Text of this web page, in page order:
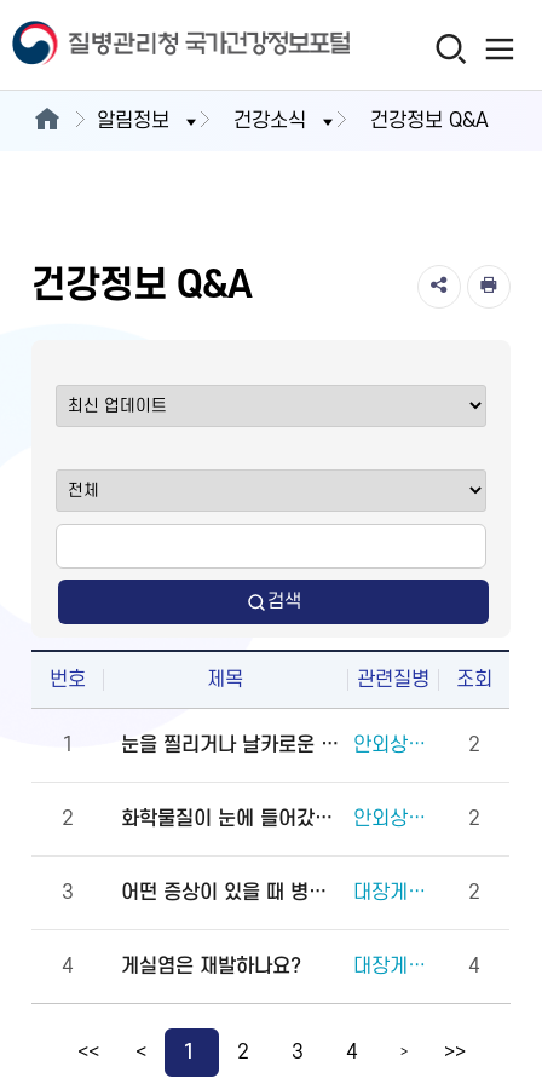
알림정보 건강소식 건강정보 Q&A
건강정보 Q&A
검색
번호 제목 관련질병 조회
1 눈을 찔리거나 날카로운 물체에 다쳤을 때 물로 씻어도 되나요? 안외상(천공 외상) 2
2 화학물질이 눈에 들어갔을 때 안과에 먼저 가야 하나요, 물로 먼저 씻어야 하나요? 안외상(각막화상) 2
3 어떤 증상이 있을 때 병원에 바로 가야 하나요? 대장게실증 2
4 게실염은 재발하나요? 대장게실증 4
<< < 1 2 3 4 > >>